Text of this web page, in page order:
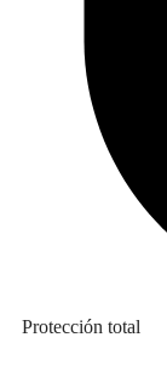
Protección total